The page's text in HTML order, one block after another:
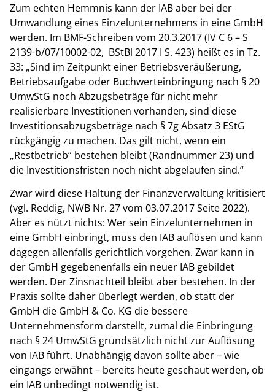
Zum echten Hemmnis kann der IAB aber bei der
Umwandlung eines Einzelunternehmens in eine GmbH
werden. Im BMF-Schreiben vom 20.3.2017 (IV C 6 – S
2139-b/07/10002-02, BStBl 2017 I S. 423) heißt es in Tz.
33: „Sind im Zeitpunkt einer Betriebsveräußerung,
Betriebsaufgabe oder Buchwerteinbringung nach § 20
UmwStG noch Abzugsbeträge für nicht mehr
realisierbare Investitionen vorhanden, sind diese
Investitionsabzugsbeträge nach § 7g Absatz 3 EStG
rückgängig zu machen. Das gilt nicht, wenn ein
„Restbetrieb” bestehen bleibt (Randnummer 23) und
die Investitionsfristen noch nicht abgelaufen sind.“
Zwar wird diese Haltung der Finanzverwaltung kritisiert
(vgl. Reddig, NWB Nr. 27 vom 03.07.2017 Seite 2022).
Aber es nützt nichts: Wer sein Einzelunternehmen in
eine GmbH einbringt, muss den IAB auflösen und kann
dagegen allenfalls gerichtlich vorgehen. Zwar kann in
der GmbH gegebenenfalls ein neuer IAB gebildet
werden. Der Zinsnachteil bleibt aber bestehen. In der
Praxis sollte daher überlegt werden, ob statt der
GmbH die GmbH & Co. KG die bessere
Unternehmensform darstellt, zumal die Einbringung
nach § 24 UmwStG grundsätzlich nicht zur Auflösung
von IAB führt. Unabhängig davon sollte aber – wie
eingangs erwähnt – bereits heute geschaut werden, ob
ein IAB unbedingt notwendig ist.